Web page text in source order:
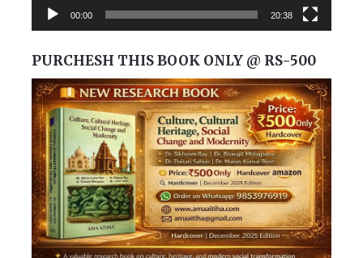
00:00 20:38
PURCHESH THIS BOOK ONLY @ RS-500